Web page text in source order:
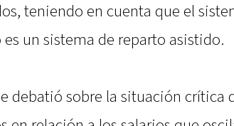
teniendo en cuenta que el
un sistema de reparto asistido.
debatió sobre la situación crítica